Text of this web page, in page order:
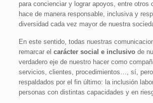
para concienciar y lograr apoyos, entre otros
hace de manera responsable, inclusiva y
diversidad cada vez mayor de nuestra
En este sentido, todas nuestras
remarcar elcarácter social e inclusivo de
verdadero eje de nuestro hacer como
servicios, clientes, procedimientos…, sí,
respaldados por el fin último: la inclusión
personas con distintas capacidades y en